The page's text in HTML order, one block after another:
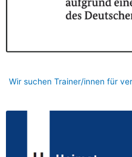
Wir suchen Trainer/innen für